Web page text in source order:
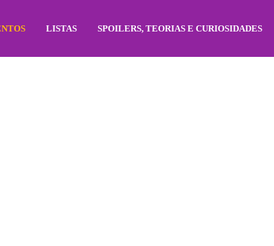
LISTAS SPOILERS, TEORIAS E CURIOSIDADES